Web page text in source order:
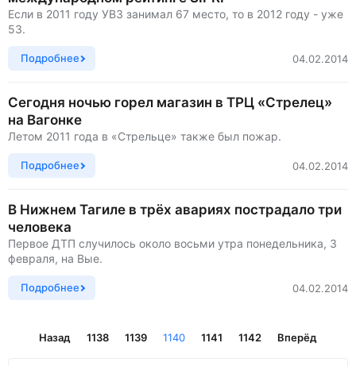
Если в 2011 году УВЗ занимал 67 место, то в 2012 году - уже
53.
Подробнее 04.02.2014
Сегодня ночью горел магазин в ТРЦ «Стрелец»
на Вагонке
Летом 2011 года в «Стрельце» также был пожар.
Подробнее 04.02.2014
В Нижнем Тагиле в трёх авариях пострадало три
человека
Первое ДТП случилось около восьми утра понедельника, 3
февраля, на Вые.
Подробнее 04.02.2014
Назад 1138 1139 1140 1141 1142 Вперёд